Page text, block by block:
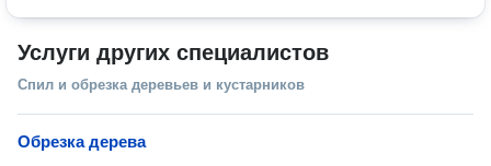
Услуги других специалистов
Спил и обрезка деревьев и кустарников
Обрезка дерева